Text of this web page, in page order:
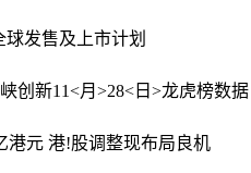
球发售及上市计划
创新11<月>28<日>龙虎榜数据
港元 港!股调整现布局良机